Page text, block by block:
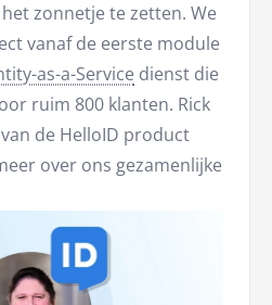
het zonnetje te zetten. We
vanaf de eerste module
as-a-Service dienst die
ruim 800 klanten. Rick
de HelloID product
over ons gezamenlijke